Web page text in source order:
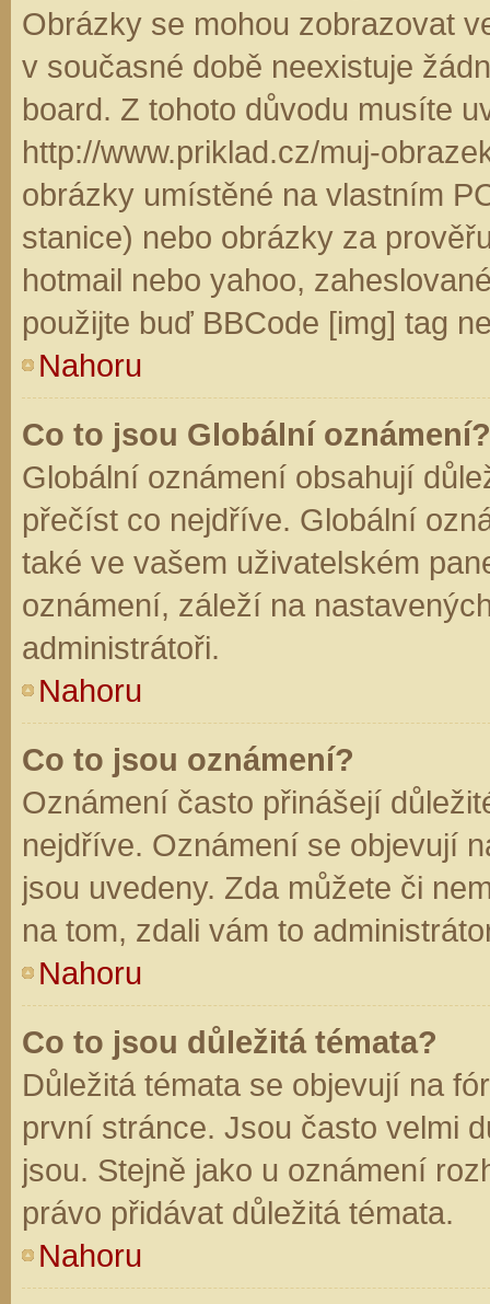
Obrázky se mohou zobrazovat
v současné době neexistuje
board. Z tohoto důvodu musíte
http://www.priklad.cz/muj-
obrázky umístěné na vlastním
stanice) nebo obrázky za
hotmail nebo yahoo,
použijte buď BBCode [img] tag
Nahoru
Co to jsou Globální oznámení?
Globální oznámení obsahují
přečíst co nejdříve. Globální
také ve vašem uživatelském
oznámení, záleží na
administrátoři.
Nahoru
Co to jsou oznámení?
Oznámení často přinášejí
nejdříve. Oznámení se objevují
jsou uvedeny. Zda můžete či
na tom, zdali vám to
Nahoru
Co to jsou důležitá témata?
Důležitá témata se objevují na
první stránce. Jsou často velmi
jsou. Stejně jako u oznámení
právo přidávat důležitá témata.
Nahoru